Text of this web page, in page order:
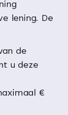
lening. De
de
u deze
€